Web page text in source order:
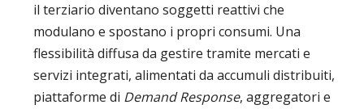
il terziario diventano soggetti reattivi che
modulano e spostano i propri consumi. Una
flessibilità diffusa da gestire tramite mercati e
servizi integrati, alimentati da accumuli distribuiti,
piattaforme di Demand Response, aggregatori e